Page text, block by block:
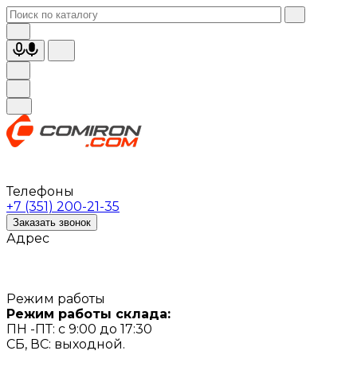
Телефоны
+7 (351) 200-21-35
Заказать звонок
Адрес
Режим работы
Режим работы склада:
ПН -ПТ: с 9:00 до 17:30
СБ, ВС: выходной.